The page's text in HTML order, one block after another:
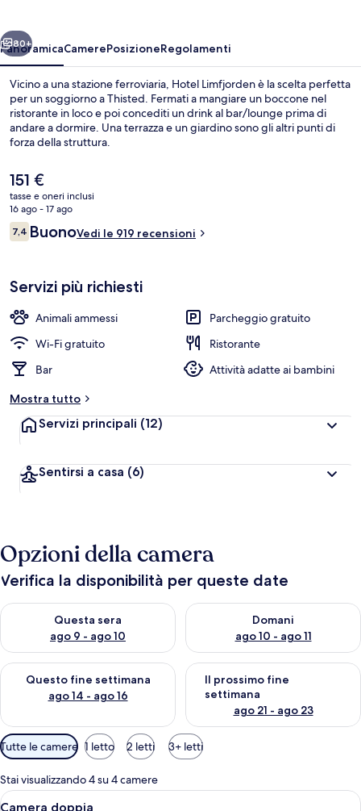
Avanti
80+
PanoramicaCamerePosizioneRegolamenti
Vicino a una stazione ferroviaria, Hotel Limfjorden è la scelta perfetta
per un soggiorno a Thisted. Fermati a mangiare un boccone nel
ristorante in loco e poi concediti un drink al bar/lounge prima di
andare a dormire. Una terrazza e un giardino sono gli altri punti di
forza della struttura.
Il
prezzo
attuale
è
151 €
151 €
tasse e oneri inclusi
16 ago - 17 ago
Recensioni
7,47,4 su 10
BuonoVedi le 919 recensioni
Servizi più richiesti
Animali ammessi
Parcheggio gratuito
Wi-Fi gratuito
Ristorante
Bar
Attività adatte ai bambini
Mostra tutto
Servizi principali (12)
Sentirsi a casa (6)
Opzioni della camera
Verifica la disponibilità per queste date
Questa sera
ago 9 - ago 10
Verifica la disponibilità per questa sera, ago 9 - ago 10
Domani
ago 10 - ago 11
Verifica la disponibilità per
Questo fine settimana
ago 14 - ago 16
Verifica la disponibilità per questo fine settimana, ago 14 -
Il prossimo fine
settimana
ago 21 - ago 23
Verifica la disponibilità per il
Filtri
disponibili
per
le
Tutte le camere 1 letto 2 letti 3+ letti
Stai visualizzando 4 su 4 camere
Apri
Una camera da letto con una
5
Camera doppia